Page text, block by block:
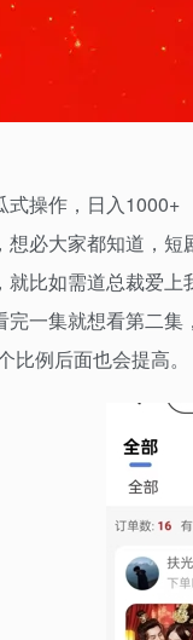
式操作，日入1000+
必大家都知道，短
比如需道总裁爱
一集就想看第二
例后面也会提高。